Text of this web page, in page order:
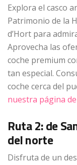
Explora el casco
Patrimonio de la
d’Hort para
Aprovecha las
coche premium
tan especial.
coche cerca del
nuestra página
Ruta 2: de
del norte
Disfruta de un